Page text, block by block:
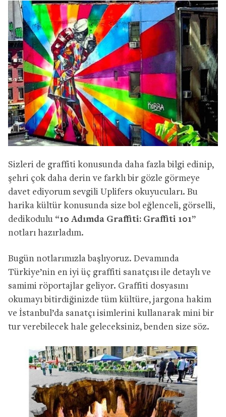
Sizleri de graffiti konusunda daha fazla bilgi edinip,
şehri çok daha derin ve farklı bir gözle görmeye
davet ediyorum sevgili Uplifers okuyucuları. Bu
harika kültür konusunda size bol eğlenceli, görselli,
dedikodulu “10 Adımda Graffiti: Graffiti 101”
notları hazırladım.
Bugün notlarımızla başlıyoruz. Devamında
Türkiye’nin en iyi üç graffiti sanatçısı ile detaylı ve
samimi röportajlar geliyor. Graffiti dosyasını
okumayı bitirdiğinizde tüm kültüre, jargona hakim
ve İstanbul’da sanatçı isimlerini kullanarak mini bir
tur verebilecek hale geleceksiniz, benden size söz.